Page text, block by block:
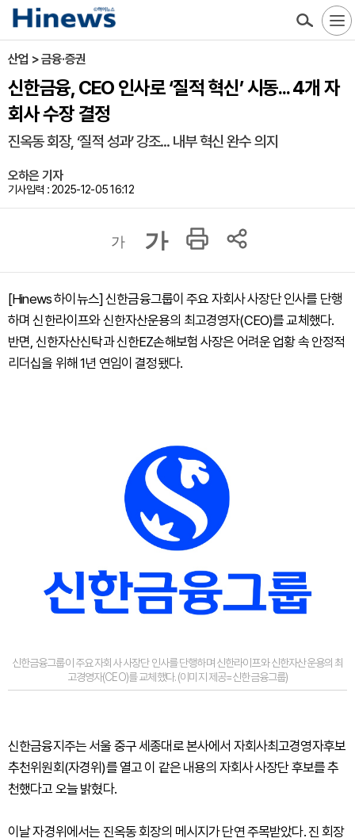
산업 > 금융·증권
신한금융, CEO 인사로 ‘질적 혁신’ 시동... 4개 자
회사 수장 결정
진옥동 회장, ‘질적 성과’ 강조... 내부 혁신 완수 의지
오하은 기자
기사입력 : 2025-12-05 16:12
가 가
[Hinews 하이뉴스] 신한금융그룹이 주요 자회사 사장단 인사를 단행
하며 신한라이프와 신한자산운용의 최고경영자(CEO)를 교체했다.
반면, 신한자산신탁과 신한EZ손해보험 사장은 어려운 업황 속 안정적
리더십을 위해 1년 연임이 결정됐다.
신한금융그룹이 주요 자회사 사장단 인사를 단행하며 신한라이프와 신한자산운용의 최
고경영자(CEO)를 교체했다. (이미지 제공=신한금융그룹)
신한금융지주는 서울 중구 세종대로 본사에서 자회사최고경영자후보
추천위원회(자경위)를 열고 이 같은 내용의 자회사 사장단 후보를 추
천했다고 오늘 밝혔다.
이날 자경위에서는 진옥동 회장의 메시지가 단연 주목받았다. 진 회장